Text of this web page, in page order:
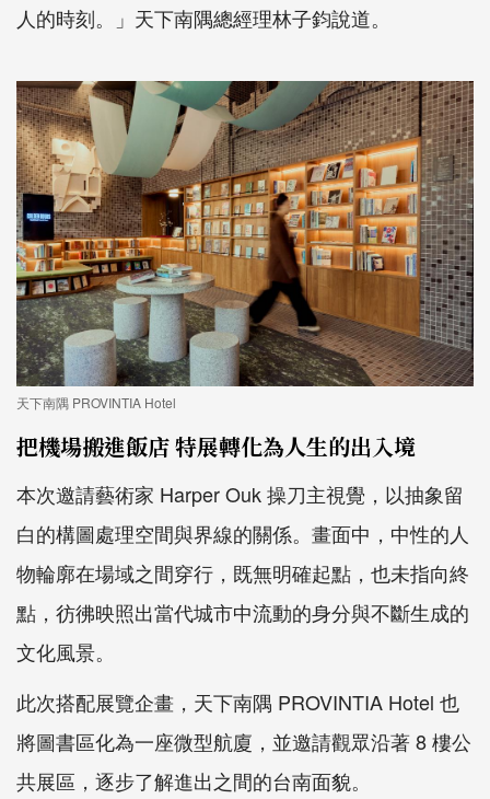
人的時刻。」天下南隅總經理林子鈞說道。
天下南隅 PROVINTIA Hotel
把機場搬進飯店 特展轉化為人生的出入境
本次邀請藝術家 Harper Ouk 操刀主視覺，以抽象留
白的構圖處理空間與界線的關係。畫面中，中性的人
物輪廓在場域之間穿行，既無明確起點，也未指向終
點，彷彿映照出當代城市中流動的身分與不斷生成的
文化風景。
此次搭配展覽企畫，天下南隅 PROVINTIA Hotel 也
將圖書區化為一座微型航廈，並邀請觀眾沿著 8 樓公
共展區，逐步了解進出之間的台南面貌。